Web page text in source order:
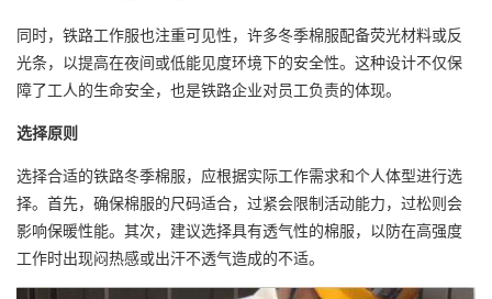
同时，铁路工作服也注重可见性，许多冬季棉服配备荧光材料或反
光条，以提高在夜间或低能见度环境下的安全性。这种设计不仅保
障了工人的生命安全，也是铁路企业对员工负责的体现。
选择原则
选择合适的铁路冬季棉服，应根据实际工作需求和个人体型进行选
择。首先，确保棉服的尺码适合，过紧会限制活动能力，过松则会
影响保暖性能。其次，建议选择具有透气性的棉服，以防在高强度
工作时出现闷热感或出汗不透气造成的不适。